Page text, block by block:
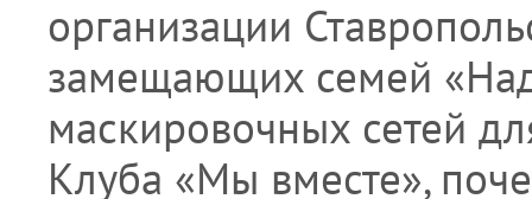
организации
замещающих семей
маскировочных сетей
Клуба «Мы вместе»,